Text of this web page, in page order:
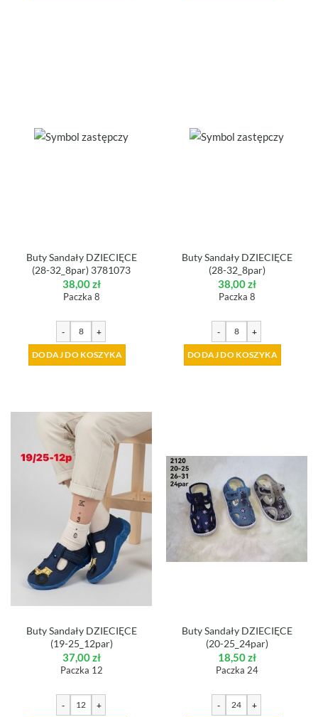
Buty Sandały DZIECIĘCE
(28-32_8par) 3781073
38,00zł
Paczka 8
- +
DODAJ DO KOSZYKA
Buty Sandały DZIECIĘCE
(28-32_8par)
38,00zł
Paczka 8
- +
DODAJ DO KOSZYKA
Buty Sandały DZIECIĘCE
(19-25_12par)
37,00zł
Paczka 12
- +
Buty Sandały DZIECIĘCE
(20-25_24par)
18,50zł
Paczka 24
- +